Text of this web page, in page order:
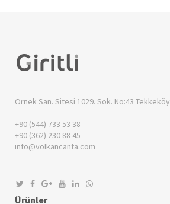
Örnek San. Sitesi 1029. Sok. No:43 Tekkeköy
+90 (544) 733 53 38
+90 (362) 230 88 45
info@volkancanta.com
Ürünler